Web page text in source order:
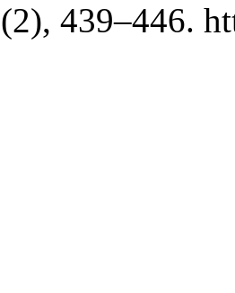
(2), 439–446.